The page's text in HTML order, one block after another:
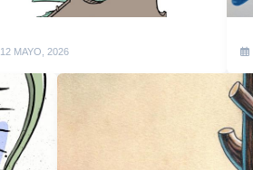
12 MAYO, 2026